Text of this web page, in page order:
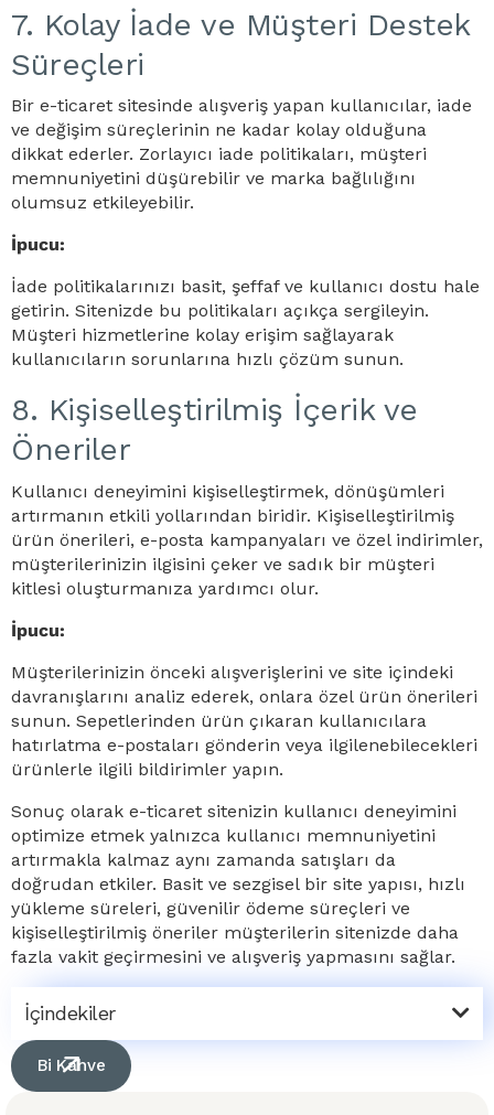
7. Kolay İade ve Müşteri Destek
Süreçleri
Bir e-ticaret sitesinde alışveriş yapan kullanıcılar, iade
ve değişim süreçlerinin ne kadar kolay olduğuna
dikkat ederler. Zorlayıcı iade politikaları, müşteri
memnuniyetini düşürebilir ve marka bağlılığını
olumsuz etkileyebilir.
İpucu:
İade politikalarınızı basit, şeffaf ve kullanıcı dostu hale
getirin. Sitenizde bu politikaları açıkça sergileyin.
Müşteri hizmetlerine kolay erişim sağlayarak
kullanıcıların sorunlarına hızlı çözüm sunun.
8. Kişiselleştirilmiş İçerik ve
Öneriler
Kullanıcı deneyimini kişiselleştirmek, dönüşümleri
artırmanın etkili yollarından biridir. Kişiselleştirilmiş
ürün önerileri, e-posta kampanyaları ve özel indirimler,
müşterilerinizin ilgisini çeker ve sadık bir müşteri
kitlesi oluşturmanıza yardımcı olur.
İpucu:
Müşterilerinizin önceki alışverişlerini ve site içindeki
davranışlarını analiz ederek, onlara özel ürün önerileri
sunun. Sepetlerinden ürün çıkaran kullanıcılara
hatırlatma e-postaları gönderin veya ilgilenebilecekleri
ürünlerle ilgili bildirimler yapın.
Sonuç olarak e-ticaret sitenizin kullanıcı deneyimini
optimize etmek yalnızca kullanıcı memnuniyetini
artırmakla kalmaz aynı zamanda satışları da
doğrudan etkiler. Basit ve sezgisel bir site yapısı, hızlı
yükleme süreleri, güvenilir ödeme süreçleri ve
kişiselleştirilmiş öneriler müşterilerin sitenizde daha
fazla vakit geçirmesini ve alışveriş yapmasını sağlar.
İçindekiler
Bi Kahve